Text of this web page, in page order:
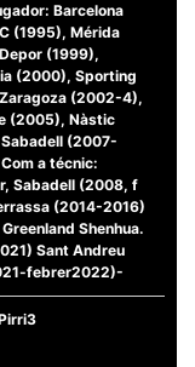
Barcelona
(1995), Mérida
(1999),
(2000), Sporting
(2002-4),
(2005), Nàstic
(2007-
a técnic:
Sabadell (2008, f
(2014-2016)
Shenhua.
Sant Andreu
febrer2022)-
la
d'ús
web